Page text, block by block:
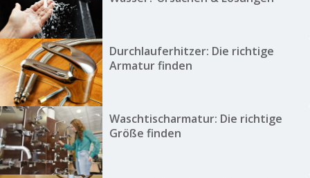
Durchlauferhitzer: Die richtige
Armatur finden
Waschtischarmatur: Die richtige
Größe finden